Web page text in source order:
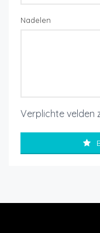
Nadelen
Verplichte velden